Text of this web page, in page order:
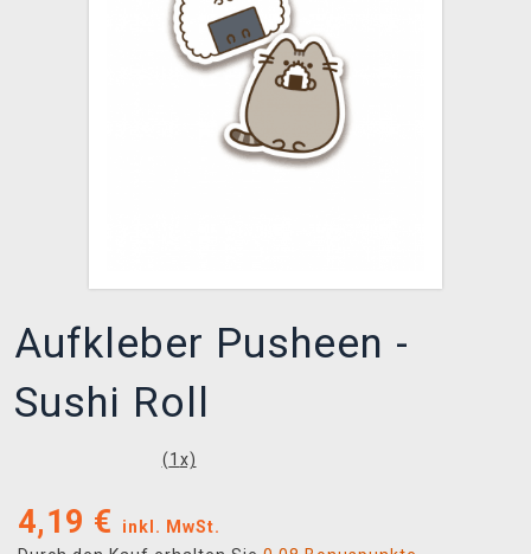
Aufkleber Pusheen -
Sushi Roll
(1 x)
4,19 €
inkl. MwSt.